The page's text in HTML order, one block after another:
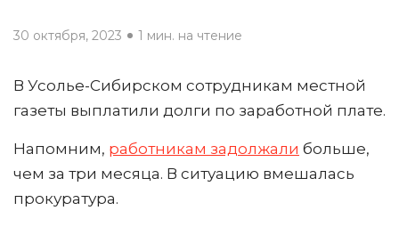
30 октября, 2023 1 мин. на чтение
В Усолье-Сибирском сотрудникам местной
газеты выплатили долги по заработной плате.
Напомним, работникам задолжали больше,
чем за три месяца. В ситуацию вмешалась
прокуратура.